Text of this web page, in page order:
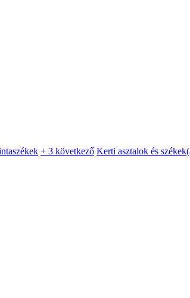
+ 3 következő Kerti asztalok és székek